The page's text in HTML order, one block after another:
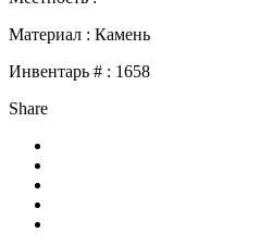
Материал : Камень
Инвентарь # : 1658
Share